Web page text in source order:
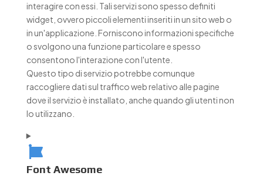
interagire con essi. Tali servizi sono spesso definiti
widget, ovvero piccoli elementi inseriti in un sito web o
in un'applicazione. Forniscono informazioni specifiche
o svolgono una funzione particolare e spesso
consentono l'interazione con l'utente.
Questo tipo di servizio potrebbe comunque
raccogliere dati sul traffico web relativo alle pagine
dove il servizio è installato, anche quando gli utenti non
lo utilizzano.
Font Awesome